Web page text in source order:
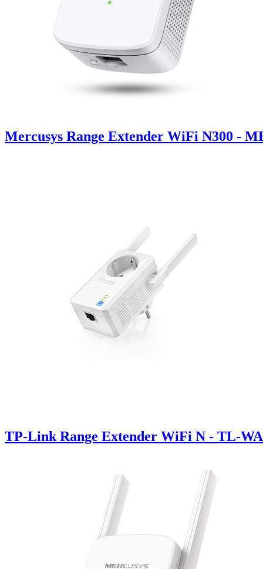
Mercusys Range Extender WiFi N300 -
TP-Link Range Extender WiFi N - TL-